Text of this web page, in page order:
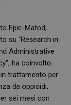
Epic-Matod,
su “Research in
Administrative
, ha coinvolto
trattamento per
da oppioidi,
sei mesi con